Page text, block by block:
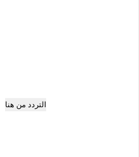
التردد من هنا